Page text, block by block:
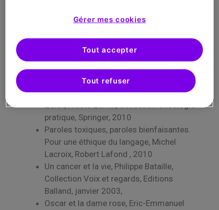
Bouisson, Hélène Amieva, Editions In
l’accompagnement thérapeutique, Jean-
Loup Mouysset, Editions Mosaïque-Santé,
janvier 2014
Aider à vivre après un cancer, Laurent
Zelek, Nicole Zernik, Collection oncologie
pratique, Springer, 2010
Paroles toxiques, paroles bienfaisantes.
Pour une éthique du langage, Michel
Lacroix, Robert Lafond , 2010
Un cancer et la vie, Philippe Bataille,
Collection Voix et regards, Editions
Balland, janvier 2003,
Oscar et la dame rose, Eric-Emmanuel
Gérer mes cookies
Tout refuser
Tout accepter